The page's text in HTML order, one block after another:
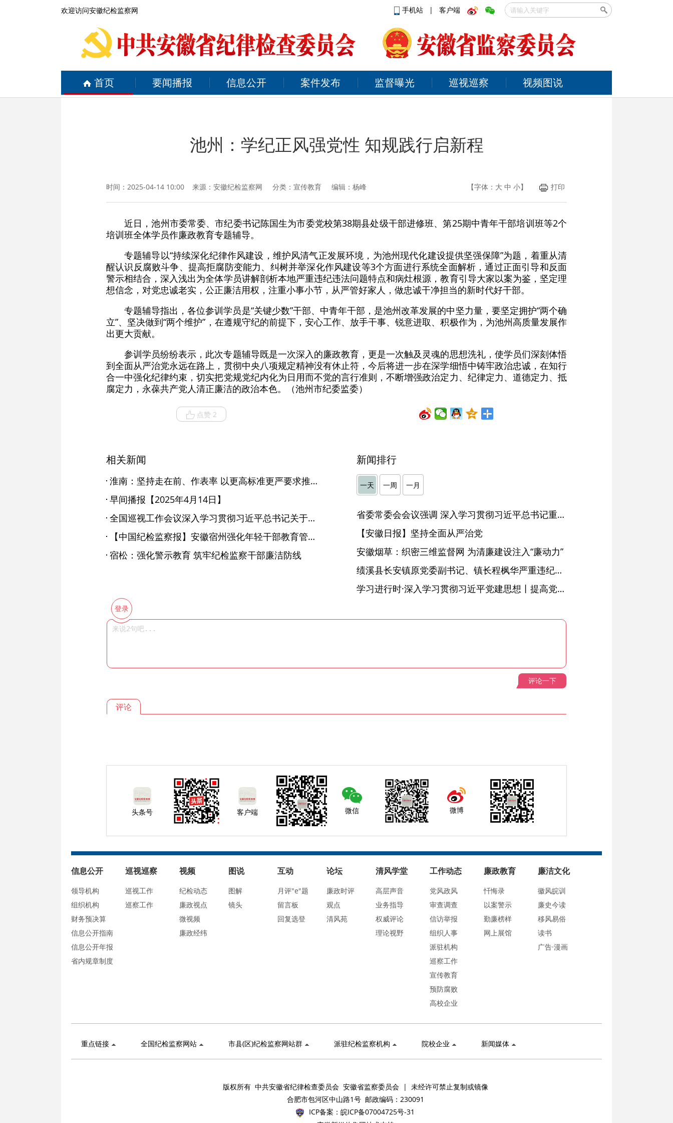
欢迎访问安徽纪检监察网 手机站 | 客户端
首页 要闻播报 信息公开 案件发布 监督曝光 巡视巡察 视频图说
池州：学纪正风强党性 知规践行启新程
时间：2025-04-14 10:00 来源： 安徽纪检监察网 分类：宣传教育 编辑：杨峰 【字体： 大 中 小】 打印
近日，池州市委常委、市纪委书记陈国生为市委党校第38期县处级干部进修班、第25期中青年干部培训班等2个
培训班全体学员作廉政教育专题辅导。
专题辅导以“持续深化纪律作风建设，维护风清气正发展环境，为池州现代化建设提供坚强保障”为题，着重从清
醒认识反腐败斗争、提高拒腐防变能力、纠树并举深化作风建设等3个方面进行系统全面解析，通过正面引导和反面
警示相结合，深入浅出为全体学员讲解剖析本地严重违纪违法问题特点和病灶根源，教育引导大家以案为鉴，坚定理
想信念，对党忠诚老实，公正廉洁用权，注重小事小节，从严管好家人，做忠诚干净担当的新时代好干部。
专题辅导指出，各位参训学员是“关键少数”干部、中青年干部，是池州改革发展的中坚力量，要坚定拥护“两个确
立”、坚决做到“两个维护”，在遵规守纪的前提下，安心工作、放手干事、锐意进取、积极作为，为池州高质量发展作
出更大贡献。
参训学员纷纷表示，此次专题辅导既是一次深入的廉政教育，更是一次触及灵魂的思想洗礼，使学员们深刻体悟
到全面从严治党永远在路上，贯彻中央八项规定精神没有休止符，今后将进一步在深学细悟中铸牢政治忠诚，在知行
合一中强化纪律约束，切实把党规党纪内化为日用而不觉的言行准则，不断增强政治定力、纪律定力、道德定力、抵
腐定力，永葆共产党人清正廉洁的政治本色。（池州市纪委监委）
点赞 2
相关新闻
淮南：坚持走在前、作表率 以更高标准更严要求推动学习教育走深走实
早间播报【2025年4月14日】
全国巡视工作会议深入学习贯彻习近平总书记关于巡视工作的重要讲话精神 持续推动巡视工作高质量发展
【中国纪检监察报】安徽宿州强化年轻干部教育管理 系好履职风纪扣
宿松：强化警示教育 筑牢纪检监察干部廉洁防线
新闻排行
一天 一周 一月
省委常委会会议强调 深入学习贯彻习近平总书记重要讲话精神 以高质量党建引领高质量发展 梁言顺主持并讲话
【安徽日报】坚持全面从严治党
安徽烟草：织密三维监督网 为清廉建设注入“廉动力”
绩溪县长安镇原党委副书记、镇长程枫华严重违纪违法被开除党籍和公职
学习进行时·深入学习贯彻习近平党建思想丨提高党的战斗力的法宝
登录
评论一下
评论
头条号 客户端 微信 微博
信息公开
领导机构
组织机构
财务预决算
信息公开指南
信息公开年报
省内规章制度
巡视巡察
巡视工作
巡察工作
视频
纪检动态
廉政视点
微视频
廉政经纬
图说
图解
镜头
互动
月评"e"题
留言板
回复选登
论坛
廉政时评
观点
清风苑
清风学堂
高层声音
业务指导
权威评论
理论视野
工作动态
党风政风
审查调查
信访举报
组织人事
派驻机构
巡察工作
宣传教育
预防腐败
高校企业
廉政教育
忏悔录
以案警示
勤廉榜样
网上展馆
廉洁文化
徽风皖训
廉史今读
移风易俗
读书
广告·漫画
重点链接 全国纪检监察网站 市县(区)纪检监察网站群 派驻纪检监察机构 院校企业 新闻媒体
版权所有 中共安徽省纪律检查委员会 安徽省监察委员会 | 未经许可禁止复制或镜像
合肥市包河区中山路1号 邮政编码：230091
ICP备案： 皖ICP备07004725号-31